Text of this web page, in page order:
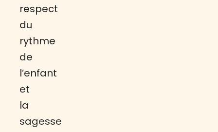
respect
du
rythme
de
l’enfant
et
la
sagesse